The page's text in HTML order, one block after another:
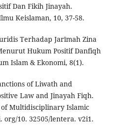
Dan Fikih Jinayah.
Keislaman, 10, 37-58.
Terhadap Jarīmah Zina
Hukum Positif Danfiqh
Islam & Ekonomi, 8(1).
of Liwath and
Law and Jinayah Fiqh.
Multidisciplinary Islamic
org/10. 32505/lentera. v2i1.